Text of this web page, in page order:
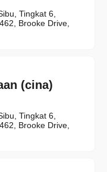
Tingkat 6,
Brooke Drive,
(cina)
Tingkat 6,
Brooke Drive,